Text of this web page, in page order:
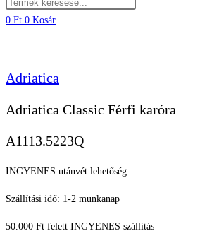
0 Ft 0 Kosár
Adriatica
Adriatica Classic Férfi karóra
A1113.5223Q
INGYENES utánvét lehetőség
Szállítási idő: 1-2 munkanap
50.000 Ft felett INGYENES szállítás